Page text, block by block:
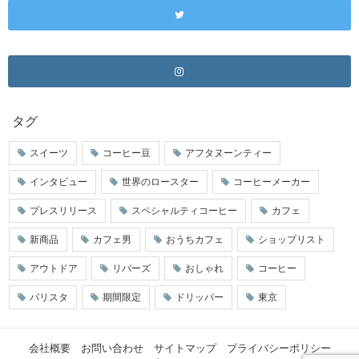
タグ
スイーツ コーヒー豆 アフタヌーンティー
インタビュー 世界のロースター コーヒーメーカー
プレスリリース スペシャルティコーヒー カフェ
新商品 カフェ男 おうちカフェ ショップリスト
アウトドア リバーズ おしゃれ コーヒー
バリスタ 期間限定 ドリッパー 東京
会社概要 お問い合わせ サイトマップ
プライバシーポリシー